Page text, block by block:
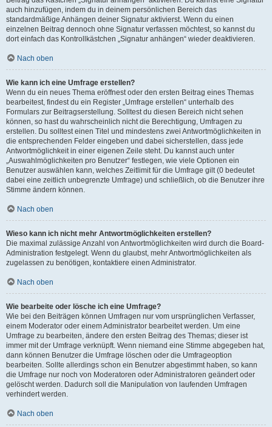
auch hinzufügen, indem du in deinem persönlichen Bereich das
standardmäßige Anhängen deiner Signatur aktivierst. Wenn du einen
einzelnen Beitrag dennoch ohne Signatur verfassen möchtest, so kannst du
dort einfach das Kontrollkästchen „Signatur anhängen“ wieder deaktivieren.
Nach oben
Wie kann ich eine Umfrage erstellen?
Wenn du ein neues Thema eröffnest oder den ersten Beitrag eines Themas
bearbeitest, findest du ein Register „Umfrage erstellen“ unterhalb des
Formulars zur Beitragserstellung. Solltest du diesen Bereich nicht sehen
können, so hast du wahrscheinlich nicht die Berechtigung, Umfragen zu
erstellen. Du solltest einen Titel und mindestens zwei Antwortmöglichkeiten in
die entsprechenden Felder eingeben und dabei sicherstellen, dass jede
Antwortmöglichkeit in einer eigenen Zeile steht. Du kannst auch unter
„Auswahlmöglichkeiten pro Benutzer“ festlegen, wie viele Optionen ein
Benutzer auswählen kann, welches Zeitlimit für die Umfrage gilt (0 bedeutet
dabei eine zeitlich unbegrenzte Umfrage) und schließlich, ob die Benutzer ihre
Stimme ändern können.
Nach oben
Wieso kann ich nicht mehr Antwortmöglichkeiten erstellen?
Die maximal zulässige Anzahl von Antwortmöglichkeiten wird durch die Board-
Administration festgelegt. Wenn du glaubst, mehr Antwortmöglichkeiten als
zugelassen zu benötigen, kontaktiere einen Administrator.
Nach oben
Wie bearbeite oder lösche ich eine Umfrage?
Wie bei den Beiträgen können Umfragen nur vom ursprünglichen Verfasser,
einem Moderator oder einem Administrator bearbeitet werden. Um eine
Umfrage zu bearbeiten, ändere den ersten Beitrag des Themas; dieser ist
immer mit der Umfrage verknüpft. Wenn niemand eine Stimme abgegeben hat,
dann können Benutzer die Umfrage löschen oder die Umfrageoption
bearbeiten. Sollte allerdings schon ein Benutzer abgestimmt haben, so kann
die Umfrage nur noch von Moderatoren oder Administratoren geändert oder
gelöscht werden. Dadurch soll die Manipulation von laufenden Umfragen
verhindert werden.
Nach oben